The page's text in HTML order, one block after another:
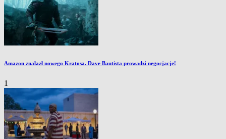
Amazon znalazł nowego Kratosa. Dave Bautista prowadzi negocjacje!
1